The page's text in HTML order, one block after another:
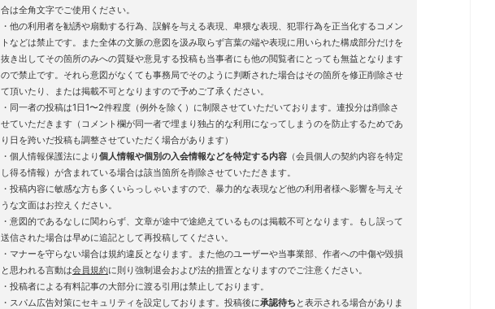
合は全角文字でご使用ください。
・他の利用者を勧誘や扇動する行為、誤解を与える表現、卑猥な表現、犯罪行為を正当化するコメン
トなどは禁止です。また全体の文脈の意図を汲み取らず言葉の端や表現に用いられた構成部分だけを
抜き出してその箇所のみへの質疑や意見する投稿も当事者にも他の閲覧者にとっても無益となります
ので禁止です。それら意図がなくても事務局でそのように判断された場合はその箇所を修正削除させ
て頂いたり、または掲載不可となりますので予めご了承ください。
・同一者の投稿は1日1〜2件程度（例外を除く）に制限させていただいております。連投分は削除さ
せていただきます（コメント欄が同一者で埋まり独占的な利用になってしまうのを防止するためであ
り日を跨いだ投稿も調整させていただく場合があります）
・個人情報保護法により個人情報や個別の入会情報などを特定する内容 （会員個人の契約内容を特定
し得る情報）が含まれている場合は該当箇所を削除させていただきます。
・投稿内容に敏感な方も多くいらっしゃいますので、暴力的な表現など他の利用者様へ影響を与えそ
うな文面はお控えください。
・意図的であるなしに関わらず、文章が途中で途絶えているものは掲載不可となります。もし誤って
送信された場合は早めに追記として再投稿してください。
・マナーを守らない場合は規約違反となります。また他のユーザーや当事業部、作者への中傷や毀損
と思われる言動は会員規約に則り強制退会および法的措置となりますのでご注意ください。
・投稿者による有料記事の大部分に渡る引用は禁止しております。
・スパム広告対策にセキュリティを設定しております。投稿後に承認待ち と表示される場合がありま